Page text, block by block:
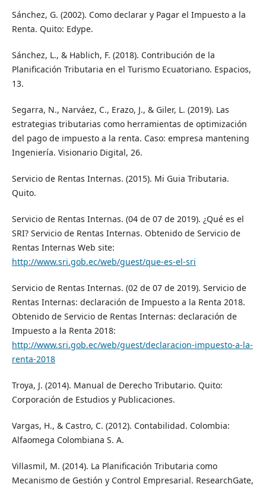
Sánchez, G. (2002). Como declarar y Pagar el Impuesto a la
Renta. Quito: Edype.
Sánchez, L., & Hablich, F. (2018). Contribución de la
Planificación Tributaria en el Turismo Ecuatoriano. Espacios,
13.
Segarra, N., Narváez, C., Erazo, J., & Giler, L. (2019). Las
estrategias tributarias como herramientas de optimización
del pago de impuesto a la renta. Caso: empresa mantening
Ingeniería. Visionario Digital, 26.
Servicio de Rentas Internas. (2015). Mi Guia Tributaria.
Quito.
Servicio de Rentas Internas. (04 de 07 de 2019). ¿Qué es el
SRI? Servicio de Rentas Internas. Obtenido de Servicio de
Rentas Internas Web site:
http://www.sri.gob.ec/web/guest/que-es-el-sri
Servicio de Rentas Internas. (02 de 07 de 2019). Servicio de
Rentas Internas: declaración de Impuesto a la Renta 2018.
Obtenido de Servicio de Rentas Internas: declaración de
Impuesto a la Renta 2018:
http://www.sri.gob.ec/web/guest/declaracion-impuesto-a-la-
renta-2018
Troya, J. (2014). Manual de Derecho Tributario. Quito:
Corporación de Estudios y Publicaciones.
Vargas, H., & Castro, C. (2012). Contabilidad. Colombia:
Alfaomega Colombiana S. A.
Villasmil, M. (2014). La Planificación Tributaria como
Mecanismo de Gestión y Control Empresarial. ResearchGate,